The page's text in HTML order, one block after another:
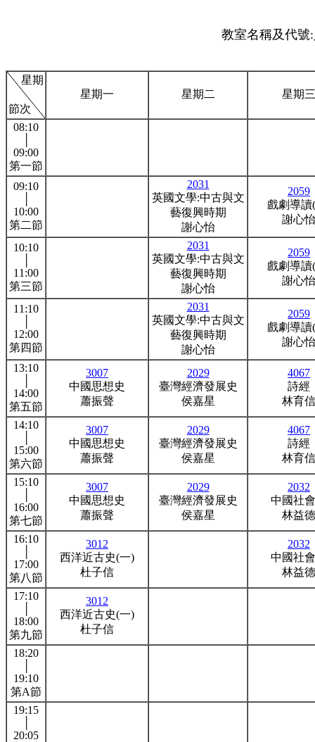
教室名稱及代號
星期
節次
星期一 星期二 星期三
08:10
09:00
第一節
09:10
10:00
第二節
2031
英國文學:中古與文
藝復興時期
謝心怡
2059
戲劇導讀
謝心怡
10:10
11:00
第三節
2031
英國文學:中古與文
藝復興時期
謝心怡
2059
戲劇導讀
謝心怡
11:10
12:00
第四節
2031
英國文學:中古與文
藝復興時期
謝心怡
2059
戲劇導讀
謝心怡
13:10
14:00
第五節
3007
中國思想史
蕭振聲
2029
臺灣經濟發展史
侯嘉星
4067
詩經
林育信
14:10
15:00
第六節
3007
中國思想史
蕭振聲
2029
臺灣經濟發展史
侯嘉星
4067
詩經
林育信
15:10
16:00
第七節
3007
中國思想史
蕭振聲
2029
臺灣經濟發展史
侯嘉星
2032
中國社
林益德
16:10
17:00
第八節
3012
西洋近古史(一)
杜子信
2032
中國社
林益德
17:10
18:00
第九節
3012
西洋近古史(一)
杜子信
18:20
19:10
第A節
19:15
20:05